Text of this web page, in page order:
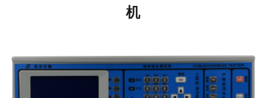
机